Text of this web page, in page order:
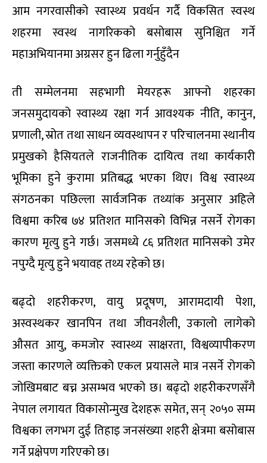
आम नगरवासीको स्वास्थ्य प्रवर्धन गर्दै विकसित स्वस्थ
शहरमा स्वस्थ नागरिकको बसोबास सुनिश्चित गर्ने
महाअभियानमा अग्रसर हुन ढिला गर्नुहुँदैन
ती सम्मेलनमा सहभागी मेयरहरू आफ्नो शहरका
जनसमुदायको स्वास्थ्य रक्षा गर्न आवश्यक नीति, कानुन,
प्रणाली, स्रोत तथा साधन व्यवस्थापन र परिचालनमा स्थानीय
प्रमुखको हैसियतले राजनीतिक दायित्व तथा कार्यकारी
भूमिका हुने कुरामा प्रतिबद्ध भएका थिए। विश्व स्वास्थ्य
संगठनका पछिल्ला सार्वजनिक तथ्यांक अनुसार अहिले
विश्वमा करिब ७४ प्रतिशत मानिसको विभिन्न नसर्ने रोगका
कारण मृत्यु हुने गर्छ। जसमध्ये ८६ प्रतिशत मानिसको उमेर
नपुग्दै मृत्यु हुने भयावह तथ्य रहेको छ।
बढ्दो शहरीकरण, वायु प्रदूषण, आरामदायी पेशा,
अस्वस्थकर खानपिन तथा जीवनशैली, उकालो लागेको
औसत आयु, कमजोर स्वास्थ्य साक्षरता, विश्वव्यापीकरण
जस्ता कारणले व्यक्तिको एकल प्रयासले मात्र नसर्ने रोगको
जोखिमबाट बच्न असम्भव भएको छ। बढ्दो शहरीकरणसँगै
नेपाल लगायत विकासोन्मुख देशहरू समेत, सन् २०५० सम्म
विश्वका लगभग दुई तिहाइ जनसंख्या शहरी क्षेत्रमा बसोबास
गर्ने प्रक्षेपण गरिएको छ।